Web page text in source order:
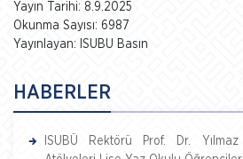
Yayın Tarihi: 8.9.2025
Okunma Sayısı: 6987
Yayınlayan: ISUBU Basın
HABERLER
ISUBÜ Rektörü Prof. Dr.